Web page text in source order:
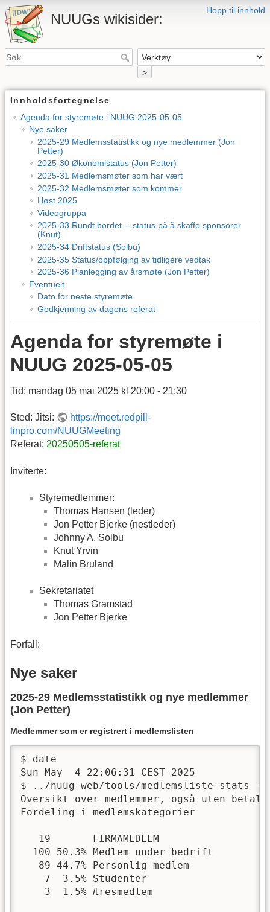
Hopp til innhold
NUUGs wikisider:
>
Innholdsfortegnelse
Agenda for styremøte i NUUG 2025-05-05
Nye saker
2025-29 Medlemsstatistikk og nye medlemmer (Jon
Petter)
2025-30 Økonomistatus (Jon Petter)
2025-31 Medlemsmøter som har vært
2025-32 Medlemsmøter som kommer
Høst 2025
Videogruppa
2025-33 Rundt bordet -- status på å skaffe sponsorer
(Knut)
2025-34 Driftstatus (Solbu)
2025-35 Status/oppfølging av tidligere vedtak
2025-36 Planlegging av årsmøte (Jon Petter)
Eventuelt
Dato for neste styremøte
Godkjenning av dagens referat
Agenda for styremøte i
NUUG 2025-05-05
Tid: mandag 05 mai 2025 kl 20:00 - 21:30
Sted: Jitsi:
https://meet.redpill-
linpro.com/NUUGMeeting
Referat: 20250505-referat
Inviterte:
Styremedlemmer:
Thomas Hansen (leder)
Jon Petter Bjerke (nestleder)
Johnny A. Solbu
Knut Yrvin
Malin Bruland
Sekretariatet
Thomas Gramstad
Jon Petter Bjerke
Forfall:
Nye saker
2025-29 Medlemsstatistikk og nye medlemmer
(Jon Petter)
Medlemmer som er registrert i medlemslisten
$ date
Sun May  4 22:06:31 CEST 2025
$ ../nuug-web/tools/medlemsliste-stats -f
Oversikt over medlemmer, også uten
Fordeling i medlemskategorier
   19       FIRMAMEDLEM
  100 50.3% Medlem under bedrift
   89 44.7% Personlig medlem
    7  3.5% Studenter
    3  1.5% Æresmedlem